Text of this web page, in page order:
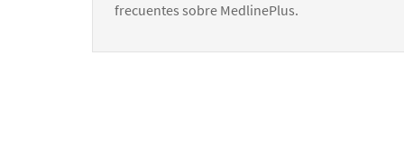
frecuentes sobre MedlinePlus.